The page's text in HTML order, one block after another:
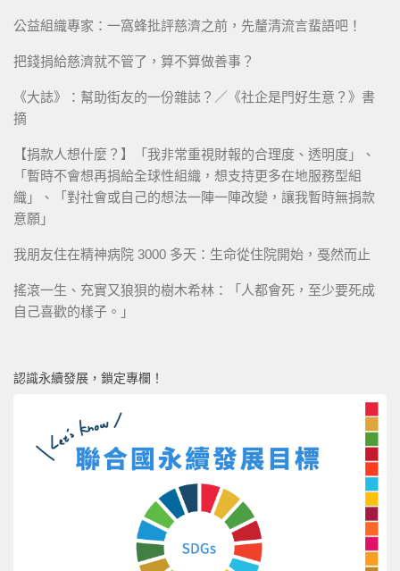
公益組織專家：一窩蜂批評慈濟之前，先釐清流言蜚語吧！
把錢捐給慈濟就不管了，算不算做善事？
《大誌》：幫助街友的一份雜誌？／《社企是門好生意？》書
摘
【捐款人想什麼？】「我非常重視財報的合理度、透明度」、
「暫時不會想再捐給全球性組織，想支持更多在地服務型組
織」、「對社會或自己的想法一陣一陣改變，讓我暫時無捐款
意願」
我朋友住在精神病院 3000 多天：生命從住院開始，戞然而止
搖滾一生、充實又狼狽的樹木希林：「人都會死，至少要死成
自己喜歡的樣子。」
認識永續發展，鎖定專欄！